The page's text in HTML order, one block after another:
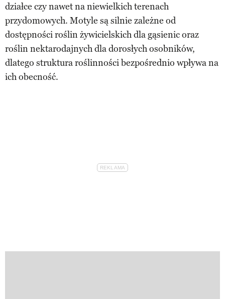
działce czy nawet na niewielkich terenach
przydomowych. Motyle są silnie zależne od
dostępności roślin żywicielskich dla gąsienic oraz
roślin nektarodajnych dla dorosłych osobników,
dlatego struktura roślinności bezpośrednio wpływa na
ich obecność.